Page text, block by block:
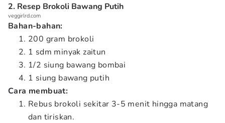
2. Resep Brokoli Bawang Putih
veggirlrd.com
Bahan-bahan:
200 gram brokoli
1 sdm minyak zaitun
1/2 siung bawang bombai
1 siung bawang putih
Cara membuat:
Rebus brokoli sekitar 3-5 menit hingga matang
dan tiriskan.